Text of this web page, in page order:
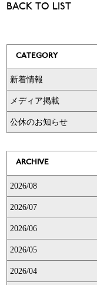
BACK TO LIST
CATEGORY
新着情報
メディア掲載
公休のお知らせ
ARCHIVE
2026/08
2026/07
2026/06
2026/05
2026/04